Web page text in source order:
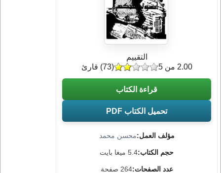
مؤلف العمل:محسن محمد
حجم الكتاب:5.4 ميغا بايت
عدد الصفحات:264 صفحة
التقييم
(
73) قارئ 2.00 من 5
قراءة الكتاب
تحميل الكتاب PDF